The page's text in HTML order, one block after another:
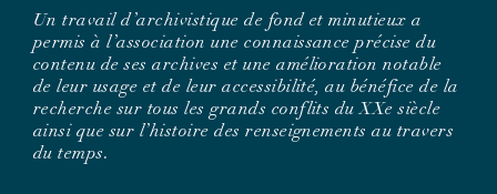
Un travail d’archivistique de fond et minutieux a
permis à l’association une connaissance précise du
contenu de ses archives et une amélioration notable
de leur usage et de leur accessibilité, au bénéfice de la
recherche sur tous les grands conflits du XXe siècle
ainsi que sur l’histoire des renseignements au travers
du temps.